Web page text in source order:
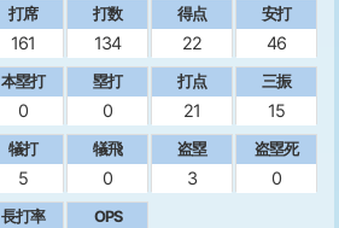
打席
161
打数
134
得点
22
安打
46
本塁打
0
塁打
0
打点
21
三振
15
犠打
5
犠飛
0
盗塁
3
盗塁死
0
長打率 OPS